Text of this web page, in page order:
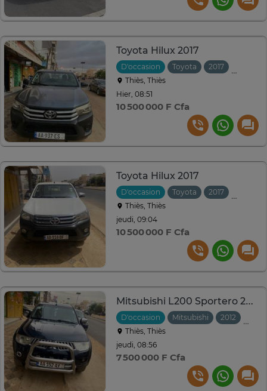
Toyota Hilux 2017
D'occasion Toyota 2017
Thiès, Thiès
Hier, 08:51
10 500 000 F Cfa
Toyota Hilux 2017
D'occasion Toyota 2017
Thiès, Thiès
jeudi, 09:04
10 500 000 F Cfa
Mitsubishi L200 Sportero 2013
D'occasion Mitsubishi 2012
Thiès, Thiès
jeudi, 08:56
7 500 000 F Cfa